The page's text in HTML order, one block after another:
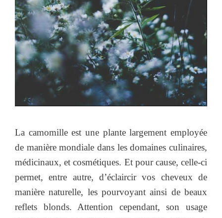
La camomille est une plante largement employée
de manière mondiale dans les domaines culinaires,
médicinaux, et cosmétiques. Et pour cause, celle-ci
permet, entre autre, d’éclaircir vos cheveux de
manière naturelle, les pourvoyant ainsi de beaux
reflets blonds. Attention cependant, son usage